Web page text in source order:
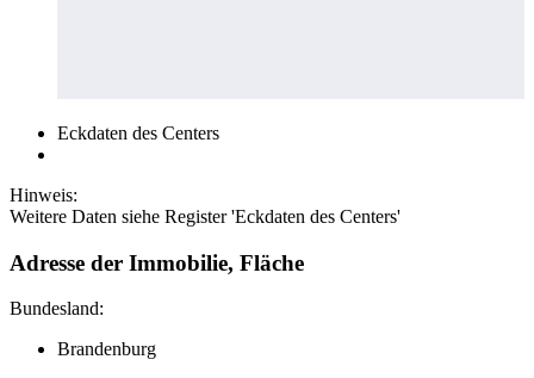
Eckdaten des Centers
Hinweis:
Weitere Daten siehe Register 'Eckdaten des Centers'
Adresse der Immobilie, Fläche
Bundesland:
Brandenburg